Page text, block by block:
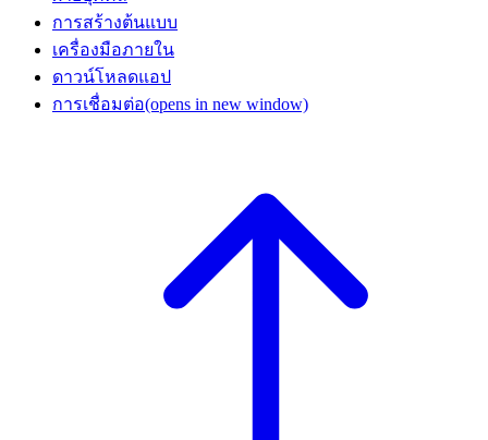
การสร้างต้นแบบ
เครื่องมือภายใน
ดาวน์โหลดแอป
การเชื่อมต่อ(opens in new window)